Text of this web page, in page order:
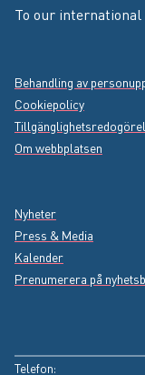
To our international
Instagram
(Extern länk,
Facebook
(Extern länk,
Footer menu
Behandling av
Cookiepolicy
Om webbplatsen
Nyheter
Press & Media
Kalender
Prenumerera på
Telefon: